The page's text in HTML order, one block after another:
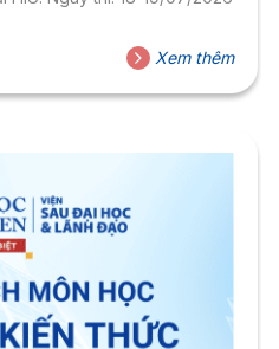
Xem thêm